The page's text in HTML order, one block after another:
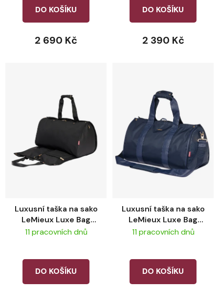
DO KOŠÍKU
2 690 Kč
DO KOŠÍKU
2 390 Kč
Luxusní taška na sako
LeMieux Luxe Bag
Black
11 pracovních dnů
DO KOŠÍKU
Luxusní taška na sako
LeMieux Luxe Bag
Navy
11 pracovních dnů
DO KOŠÍKU